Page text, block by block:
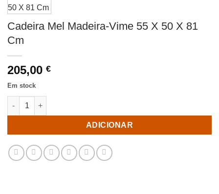
Cadeira Mel Madeira-Vime 55 X 50 X 81
Cm
205,00 €
Em stock
Quantidade de Cadeira Mel Madeira-Vime 55 X 50 X 81 Cm
ADICIONAR